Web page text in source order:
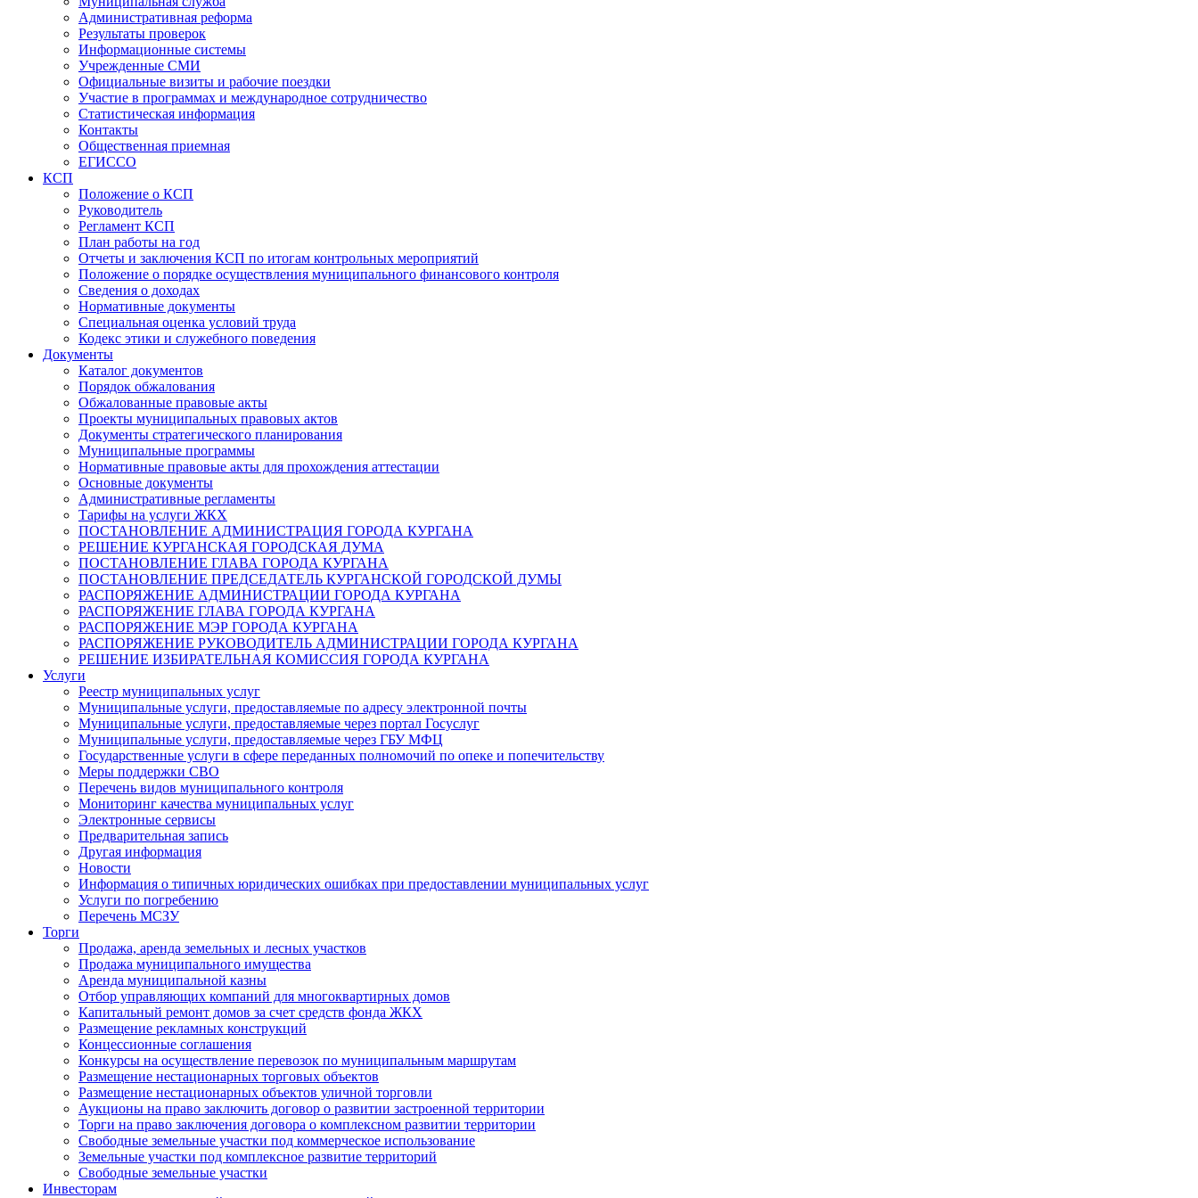
Административная реформа
Результаты проверок
Информационные системы
Учрежденные СМИ
Официальные визиты и рабочие поездки
Участие в программах и международное сотрудничество
Статистическая информация
Контакты
Общественная приемная
ЕГИССО
КСП
Положение о КСП
Руководитель
Регламент КСП
План работы на год
Отчеты и заключения КСП по итогам контрольных мероприятий
Положение о порядке осуществления муниципального финансового контроля
Сведения о доходах
Нормативные документы
Специальная оценка условий труда
Кодекс этики и служебного поведения
Документы
Каталог документов
Порядок обжалования
Обжалованные правовые акты
Проекты муниципальных правовых актов
Документы стратегического планирования
Муниципальные программы
Нормативные правовые акты для прохождения аттестации
Основные документы
Административные регламенты
Тарифы на услуги ЖКХ
ПОСТАНОВЛЕНИЕ АДМИНИСТРАЦИЯ ГОРОДА КУРГАНА
РЕШЕНИЕ КУРГАНСКАЯ ГОРОДСКАЯ ДУМА
ПОСТАНОВЛЕНИЕ ГЛАВА ГОРОДА КУРГАНА
ПОСТАНОВЛЕНИЕ ПРЕДСЕДАТЕЛЬ КУРГАНСКОЙ ГОРОДСКОЙ ДУМЫ
РАСПОРЯЖЕНИЕ АДМИНИСТРАЦИИ ГОРОДА КУРГАНА
РАСПОРЯЖЕНИЕ ГЛАВА ГОРОДА КУРГАНА
РАСПОРЯЖЕНИЕ МЭР ГОРОДА КУРГАНА
РАСПОРЯЖЕНИЕ РУКОВОДИТЕЛЬ АДМИНИСТРАЦИИ ГОРОДА КУРГАНА
РЕШЕНИЕ ИЗБИРАТЕЛЬНАЯ КОМИССИЯ ГОРОДА КУРГАНА
Услуги
Реестр муниципальных услуг
Муниципальные услуги, предоставляемые по адресу электронной почты
Муниципальные услуги, предоставляемые через портал Госуслуг
Муниципальные услуги, предоставляемые через ГБУ МФЦ
Государственные услуги в сфере переданных полномочий по опеке и попечительству
Меры поддержки СВО
Перечень видов муниципального контроля
Мониторинг качества муниципальных услуг
Электронные сервисы
Предварительная запись
Другая информация
Новости
Информация о типичных юридических ошибках при предоставлении муниципальных услуг
Услуги по погребению
Перечень МСЗУ
Торги
Продажа, аренда земельных и лесных участков
Продажа муниципального имущества
Аренда муниципальной казны
Отбор управляющих компаний для многоквартирных домов
Капитальный ремонт домов за счет средств фонда ЖКХ
Размещение рекламных конструкций
Концессионные соглашения
Конкурсы на осуществление перевозок по муниципальным маршрутам
Размещение нестационарных торговых объектов
Размещение нестационарных объектов уличной торговли
Аукционы на право заключить договор о развитии застроенной территории
Торги на право заключения договора о комплексном развитии территории
Свободные земельные участки под коммерческое использование
Земельные участки под комплексное развитие территорий
Свободные земельные участки
Инвесторам